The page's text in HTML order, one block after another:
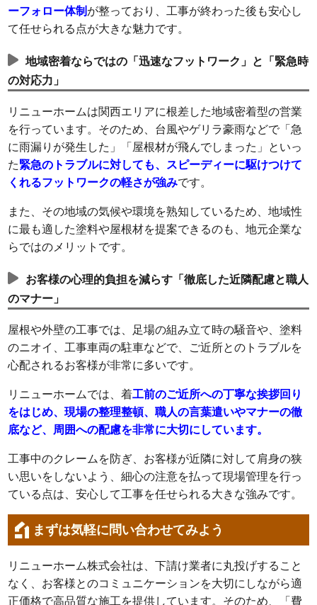
ーフォロー体制 が整っており、工事が終わった後も安心し
て任せられる点が大きな魅力です。
地域密着ならではの「迅速なフットワーク」と「緊急時
の対応力」
リニューホームは関西エリアに根差した地域密着型の営業
を行っています。そのため、台風やゲリラ豪雨などで「急
に雨漏りが発生した」「屋根材が飛んでしまった」といっ
た緊急のトラブルに対しても、スピーディーに駆けつけて
くれるフットワークの軽さが強みです。
また、その地域の気候や環境を熟知しているため、地域性
に最も適した塗料や屋根材を提案できるのも、地元企業な
らではのメリットです。
お客様の心理的負担を減らす「徹底した近隣配慮と職人
のマナー」
屋根や外壁の工事では、足場の組み立て時の騒音や、塗料
のニオイ、工事車両の駐車などで、ご近所とのトラブルを
心配されるお客様が非常に多いです。
リニューホームでは、着工前のご近所への丁寧な挨拶回り
をはじめ、現場の整理整頓、職人の言葉遣いやマナーの徹
底など、周囲への配慮を非常に大切にしています。
工事中のクレームを防ぎ、お客様が近隣に対して肩身の狭
い思いをしないよう、細心の注意を払って現場管理を行っ
ている点は、安心して工事を任せられる大きな強みです。
まずは気軽に問い合わせてみよう
リニューホーム株式会社は、下請け業者に丸投げすること
なく、お客様とのコミュニケーションを大切にしながら適
正価格で高品質な施工を提供しています。そのため、「費